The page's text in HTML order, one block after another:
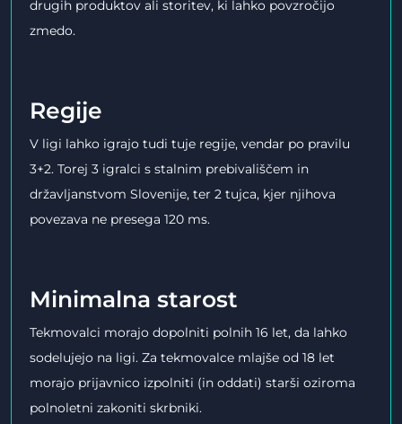
drugih produktov ali storitev, ki lahko povzročijo
zmedo.
Regije
V ligi lahko igrajo tudi tuje regije, vendar po pravilu
3+2. Torej 3 igralci s stalnim prebivališčem in
državljanstvom Slovenije, ter 2 tujca, kjer njihova
povezava ne presega 120 ms.
Minimalna starost
Tekmovalci morajo dopolniti polnih 16 let, da lahko
sodelujejo na ligi. Za tekmovalce mlajše od 18 let
morajo prijavnico izpolniti (in oddati) starši oziroma
polnoletni zakoniti skrbniki.